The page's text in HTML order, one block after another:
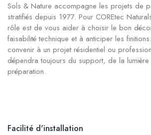
Sols & Nature accompagne les projets de
stratifiés depuis 1977. Pour COREtec
rôle est de vous aider à choisir le bon
faisabilité technique et à anticiper les
convenir à un projet résidentiel ou
dépendra toujours du support, de la
préparation.
Facilité d'installation